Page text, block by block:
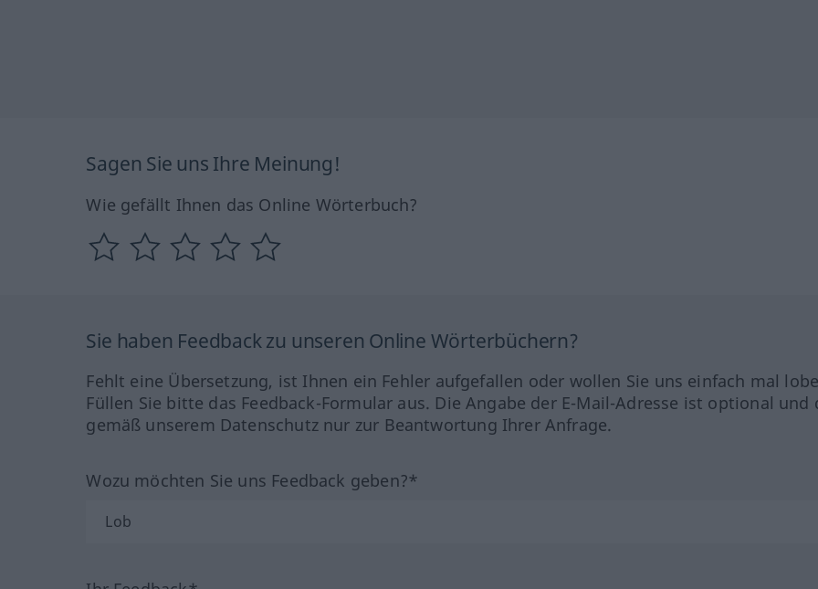
Sagen Sie uns Ihre Meinung!
Wie gefällt Ihnen das Online Wörterbuch?
Sie haben Feedback zu unseren Online Wörterbüchern?
Fehlt eine Übersetzung, ist Ihnen ein Fehler aufgefallen oder wollen Sie uns einfach mal
Füllen Sie bitte das Feedback-Formular aus. Die Angabe der E-Mail-Adresse ist optional und
gemäß unserem Datenschutz nur zur Beantwortung Ihrer Anfrage.
Wozu möchten Sie uns Feedback geben?*